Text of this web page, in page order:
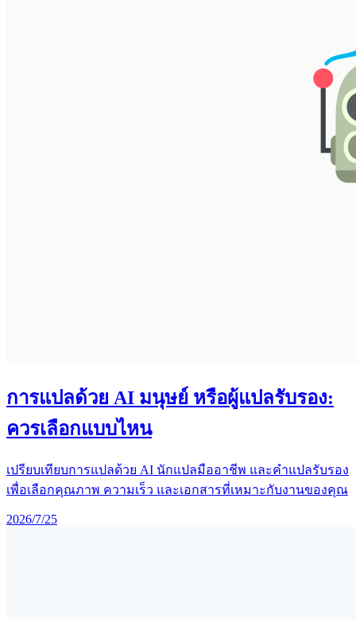
การแปลด้วย AI มนุษย์ หรือผู้แปลรับรอง:
ควรเลือกแบบไหน
เปรียบเทียบการแปลด้วย AI นักแปลมืออาชีพ และคำแปลรับรอง
เพื่อเลือกคุณภาพ ความเร็ว และเอกสารที่เหมาะกับงานของคุณ
2026/7/25